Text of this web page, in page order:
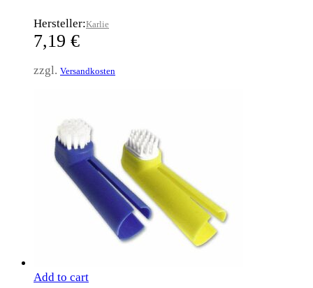
Hersteller:Karlie
7,19 €
zzgl. Versandkosten
Add to cart